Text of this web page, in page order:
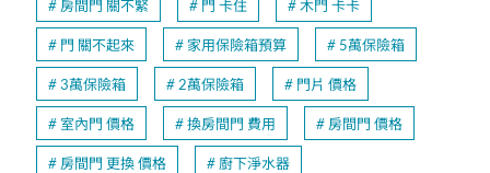
房間門 關不緊 門 卡住 木門 卡卡
門 關不起來 家用保險箱預算 5萬保險箱
3萬保險箱 2萬保險箱 門片 價格
室內門 價格 換房間門 費用 房間門 價格
房間門 更換 價格 廚下淨水器